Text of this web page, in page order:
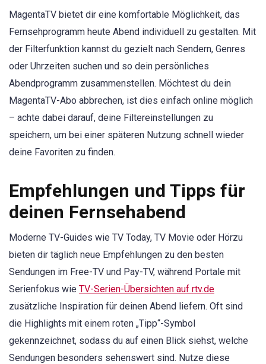
MagentaTV bietet dir eine komfortable Möglichkeit, das
Fernsehprogramm heute Abend individuell zu gestalten. Mit
der Filterfunktion kannst du gezielt nach Sendern, Genres
oder Uhrzeiten suchen und so dein persönliches
Abendprogramm zusammenstellen. Möchtest du dein
MagentaTV-Abo abbrechen, ist dies einfach online möglich
– achte dabei darauf, deine Filtereinstellungen zu
speichern, um bei einer späteren Nutzung schnell wieder
deine Favoriten zu finden.
Empfehlungen und Tipps für
deinen Fernsehabend
Moderne TV-Guides wie TV Today, TV Movie oder Hörzu
bieten dir täglich neue Empfehlungen zu den besten
Sendungen im Free-TV und Pay-TV, während Portale mit
Serienfokus wie TV-Serien-Übersichten auf rtv.de
zusätzliche Inspiration für deinen Abend liefern. Oft sind
die Highlights mit einem roten „Tipp“-Symbol
gekennzeichnet, sodass du auf einen Blick siehst, welche
Sendungen besonders sehenswert sind. Nutze diese